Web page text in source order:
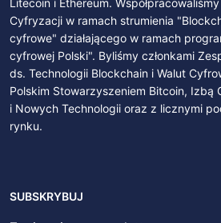
Litecoin i Ethereum.
Cyfryzacji w ramach strumienia
cyfrowe" działającego w ramach
cyfrowej Polski". Byliśmy członkami
ds. Technologii Blockchain i Walut
Polskim Stowarzyszeniem Bitcoin, Izbą
i Nowych Technologii oraz z licznymi
rynku.
SUBSKRYBUJ